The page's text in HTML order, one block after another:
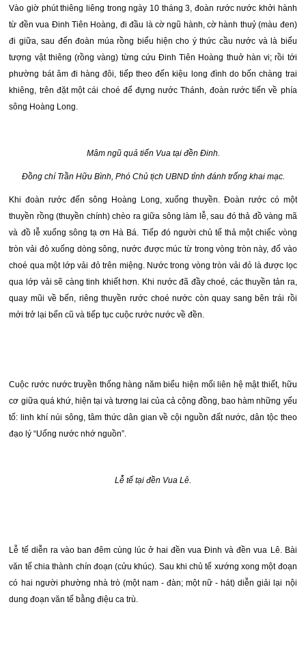
Vào giờ phút thiêng liêng trong ngày 10 tháng 3, đoàn rước nước khởi hành
từ đền vua Đinh Tiên Hoàng, đi đầu là cờ ngũ hành, cờ hành thuỷ (màu đen)
đi giữa, sau đến đoàn múa rồng biểu hiện cho ý thức cầu nước và là biểu
tượng vật thiêng (rồng vàng) từng cứu Đinh Tiên Hoàng thuở hàn vi; rồi tới
phường bát âm đi hàng đôi, tiếp theo đến kiệu long đình do bốn chàng trai
khiêng, trên đặt một cái choé để đựng nước Thánh, đoàn rước tiến về phía
sông Hoàng Long.
Mâm ngũ quả tiến Vua tại đền Đinh.
Đồng chí Trần Hữu Bình, Phó Chủ tịch UBND tỉnh đánh trống khai mạc.
Khi đoàn rước đến sông Hoàng Long, xuống thuyền. Đoàn rước có một
thuyền rồng (thuyền chính) chèo ra giữa sông làm lễ, sau đó thả đồ vàng mã
và đồ lễ xuống sông tạ ơn Hà Bá. Tiếp đó người chủ tế thả một chiếc vòng
tròn vải đỏ xuống dòng sông, nước được múc từ trong vòng tròn này, đổ vào
choé qua một lớp vải đỏ trên miệng. Nước trong vòng tròn vải đỏ là được lọc
qua lớp vải sẽ càng tinh khiết hơn. Khi nước đã đầy choé, các thuyền tản ra,
quay mũi về bến, riêng thuyền rước choé nước còn quay sang bên trái rồi
mới trở lại bến cũ và tiếp tục cuộc rước nước về đền.
Cuộc rước nước truyền thống hàng năm biểu hiện mối liên hệ mật thiết, hữu
cơ giữa quá khứ, hiện tại và tương lai của cả cộng đồng, bao hàm những yếu
tố: linh khí núi sông, tâm thức dân gian về cội nguồn đất nước, dân tộc theo
đạo lý “Uống nước nhớ nguồn”.
Lễ tế tại đền Vua Lê.
Lễ tế diễn ra vào ban đêm cùng lúc ở hai đền vua Đinh và đền vua Lê. Bài
văn tế chia thành chín đoạn (cửu khúc). Sau khi chủ tế xướng xong một đoạn
có hai người phường nhà trò (một nam - đàn; một nữ - hát) diễn giải lại nội
dung đoạn văn tế bằng điệu ca trù.